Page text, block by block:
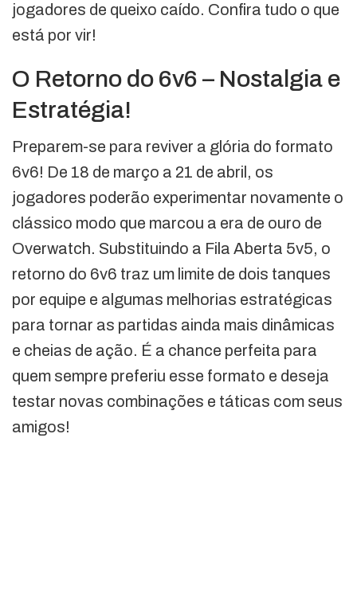
jogadores de queixo caído. Confira tudo o que
está por vir!
O Retorno do 6v6 – Nostalgia e
Estratégia!
Preparem-se para reviver a glória do formato
6v6! De 18 de março a 21 de abril, os
jogadores poderão experimentar novamente o
clássico modo que marcou a era de ouro de
Overwatch. Substituindo a Fila Aberta 5v5, o
retorno do 6v6 traz um limite de dois tanques
por equipe e algumas melhorias estratégicas
para tornar as partidas ainda mais dinâmicas
e cheias de ação. É a chance perfeita para
quem sempre preferiu esse formato e deseja
testar novas combinações e táticas com seus
amigos!